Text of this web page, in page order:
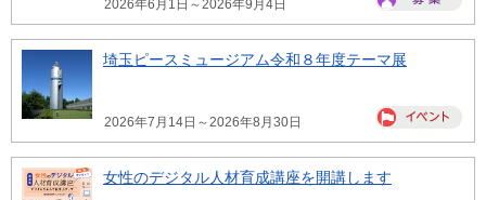
2026年6月1日～2026年9月4日
埼玉ピースミュージアム令和８年度テーマ展
2026年7月14日～2026年8月30日
女性のデジタル人材育成講座を開講します